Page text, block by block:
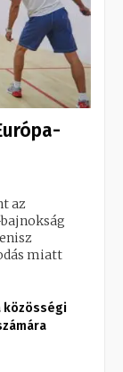
az
miatt
közösségi